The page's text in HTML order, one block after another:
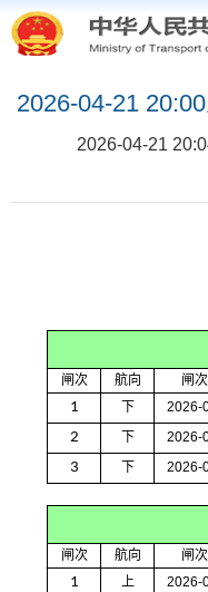
2026-04-21
2026-04-21
闸次 航向 闸
1 下 2026-
2 下 2026-
3 下 2026-
闸次 航向 闸
1 上 2026-